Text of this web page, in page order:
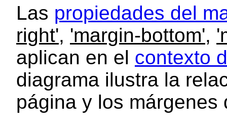
Las propiedades del
right', 'margin-bottom',
aplican en el contexto
diagrama ilustra la
página y los márgenes